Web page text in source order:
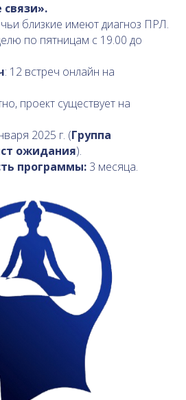
чьи близкие имеют диагноз ПРЛ.
по пятницам с 19.00 до
: 12 встреч онлайн на
проект существует на
2025 г. (Группа
ожидания).
программы: 3 месяца.